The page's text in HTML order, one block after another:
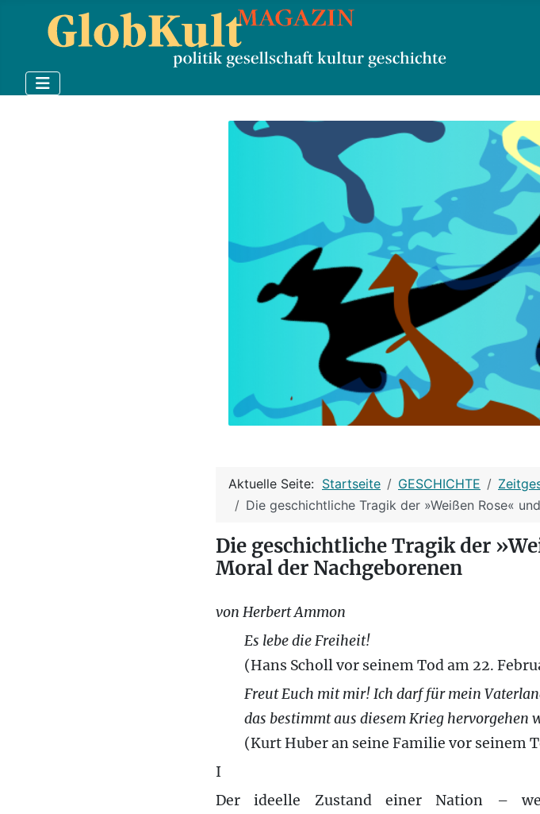
Aktuelle Seite: Startseite GESCHICHTE
Die geschichtliche Tragik der »Weißen Rose«
Die geschichtliche Tragik der
Moral der Nachgeborenen
von Herbert Ammon
Es lebe die Freiheit!
(Hans Scholl vor seinem Tod am 22.
Freut Euch mit mir! Ich darf für mein
das bestimmt aus diesem Krieg hervorgehen
(Kurt Huber an seine Familie vor seinem
I
Der ideelle Zustand einer Nation –